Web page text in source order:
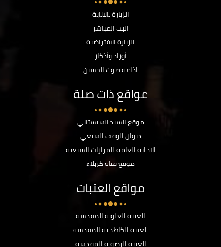
الزيارة بالانابة
البث المباشر
الزيارة الافتراضية
أوراد وأذكار
اذاعة صوت الحسين
مواقع ذات صلة
موقع السيد السيستاني
ديوان الوقف الشيعي
الامانة العامة للمزارات الشيعية
موقع قناة كربلاء
مواقع العتبات
العتبة العلوية المقدسة
العتبة الكاظمية المقدسة
العتبة الرضوية المقدسة